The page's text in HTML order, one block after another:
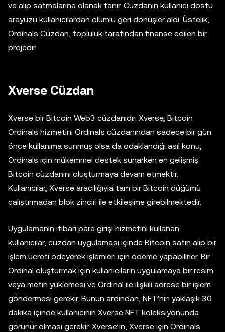
ve alıp satmalarına olanak tanır. Cüzdanın kullanıcı dostu
arayüzü kullanıcılardan olumlu geri dönüşler aldı. Üstelik,
Ordinals Cüzdan, topluluk tarafından finanse edilen bir
projedir.
Xverse Cüzdan
Xverse bir Bitcoin Web3 cüzdanıdır. Xverse, Bitcoin
Ordinals hizmetini Ordinals cüzdanından sadece bir gün
önce kullanıma sunmuş olsa da odaklandığı asıl konu,
Ordinals için mükemmel destek sunarken en gelişmiş
Bitcoin cüzdanını oluşturmaya devam etmektir.
Kullanıcılar, Xverse aracılığıyla tam bir Bitcoin düğümü
çalıştırmadan blok zinciri ile etkileşime girebilmektedir.
Uygulamanın itibari para girişi hizmetini kullanan
kullanıcılar, cüzdan uygulaması içinde Bitcoin satın alıp bir
işlem ücreti ödeyerek işlemleri için ödeme yapabilirler. Bir
Ordinal oluşturmak için kullanıcıların uygulamaya bir resim
veya metin yüklemesi ve Ordinal ile ilişkili adrese bir işlem
göndermesi gerekir. Bunun ardından, NFT’nin yaklaşık 30
dakika içinde kullanıcının Xverse NFT koleksiyonunda
görünür olması gerekir. Xverse’in, Xverse için Ordinals